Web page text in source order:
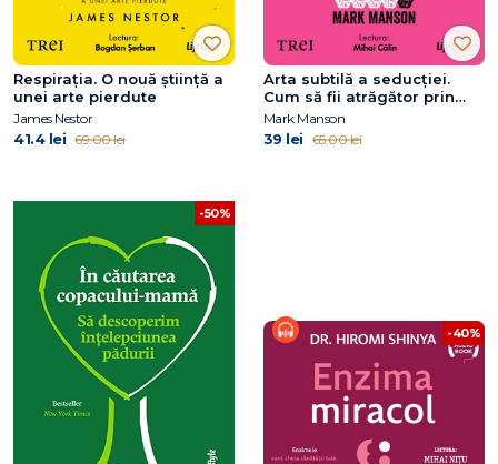
Respirația. O nouă știință a
unei arte pierdute
James Nestor
41.4 lei 69.00 lei
Arta subtilă a seducției.
Cum să fii atrăgător prin
onestitate
Mark Manson
39 lei 65.00 lei
-50%
-40%